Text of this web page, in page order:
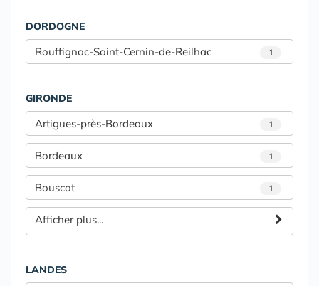
DORDOGNE
Rouffignac-Saint-Cernin-de-Reilhac 1
GIRONDE
Artigues-près-Bordeaux 1
Bordeaux 1
Bouscat 1
Afficher plus...
LANDES